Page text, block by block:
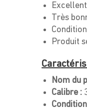
Très
Produit
Nom du
Calibre :